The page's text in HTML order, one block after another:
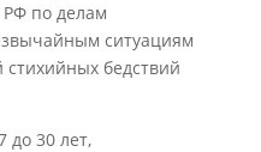
РФ по делам
ситуациям
стихийных бедствий
до 30 лет,